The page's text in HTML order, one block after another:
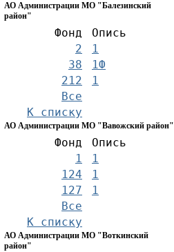
АО Администрации МО "Балезинский
район"
Фонд
Опись
2
1
38
1Ф
212
1
Все
К списку
АО Администрации МО "Вавожский район"
Фонд
Опись
1
1
124
1
127
1
Все
К списку
АО Администрации МО "Воткинский
район"